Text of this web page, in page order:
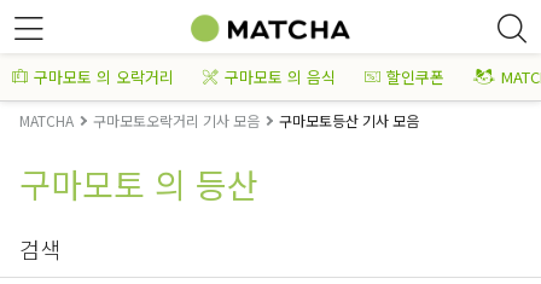
구마모토 의 오락거리 구마모토 의 음식 할인쿠폰
MATCHA 구마모토오락거리 기사 모음 구마모토등산 기사 모음
구마모토 의 등산
검색